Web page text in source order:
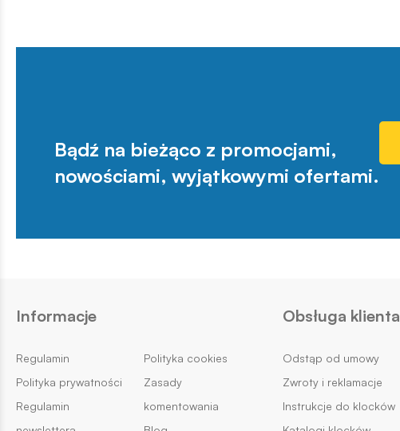
Bądź na bieżąco z promocjami,
nowościami, wyjątkowymi ofertami.
Informacje
Regulamin
Polityka prywatności
Regulamin
Polityka cookies
Zasady
komentowania
Obsługa klienta
Odstąp od umowy
Zwroty i reklamacje
Instrukcje do klocków